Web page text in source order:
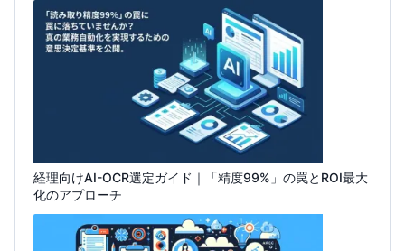
経理向けAI-OCR選定ガイド｜「精度99%」の罠とROI最大
化のアプローチ